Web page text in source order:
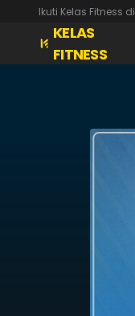
Ikuti Kelas Fitness di
KELAS
FITNESS